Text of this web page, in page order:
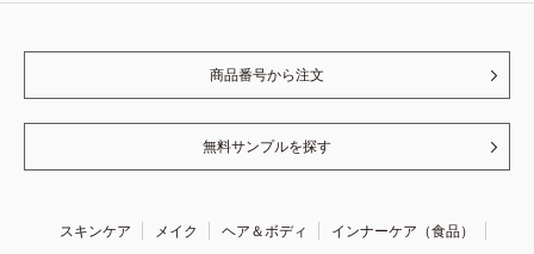
商品番号から注文
無料サンプルを探す
スキンケア メイク ヘア＆ボディ
インナーケア（食品）